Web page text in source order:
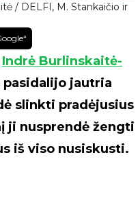
/ DELFI, M. Stankaičio ir
Indrė Burlinskaitė-
pasidalijo jautria
slinkti pradėjusius
ji nusprendė žengti
iš viso nusiskusti.